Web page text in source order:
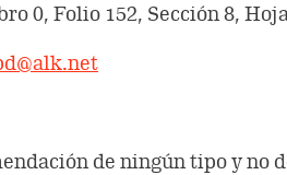
0, Folio 152, Sección 8,
de ningún tipo y no